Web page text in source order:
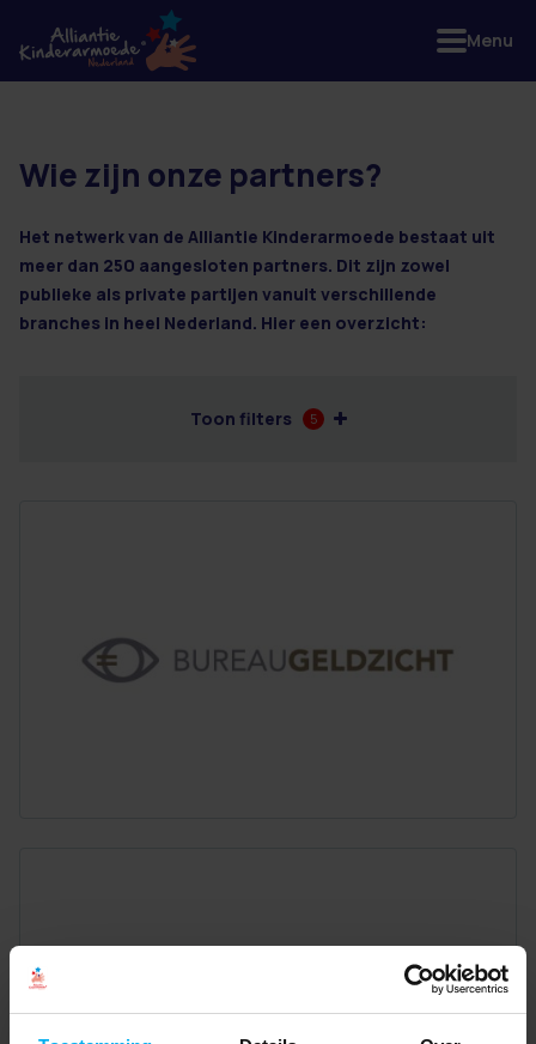
4 resultaten
Wie zijn onze partners?
Het netwerk van de Alliantie Kinderarmoede bestaat uit
meer dan 250 aangesloten partners. Dit zijn zowel
publieke als private partijen vanuit verschillende
branches in heel Nederland. Hier een overzicht:
Toon filters 5
Menu